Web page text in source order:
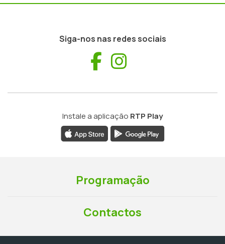
Siga-nos nas redes sociais
Facebook
Instale a aplicação RTP Play
Programação
Contactos